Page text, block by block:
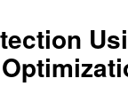
Certified
Developer
–